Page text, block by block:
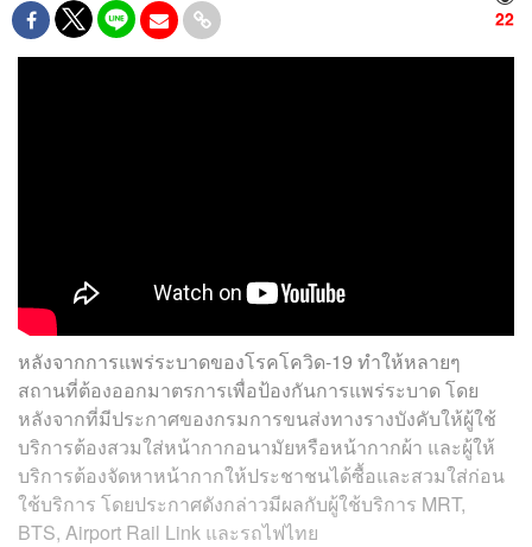
22
หลังจากการแพร่ระบาดของโรคโควิด-19 ทำให้หลายๆ
สถานที่ต้องออกมาตรการเพื่อป้องกันการแพร่ระบาด โดย
หลังจากที่มีประกาศของกรมการขนส่งทางรางบังคับให้ผู้ใช้
บริการต้องสวมใส่หน้ากากอนามัยหรือหน้ากากผ้า และผู้ให้
บริการต้องจัดหาหน้ากากให้ประชาชนได้ซื้อและสวมใส่ก่อน
ใช้บริการ โดยประกาศดังกล่าวมีผลกับผู้ใช้บริการ MRT,
BTS, Airport Rail Link และรถไฟไทย